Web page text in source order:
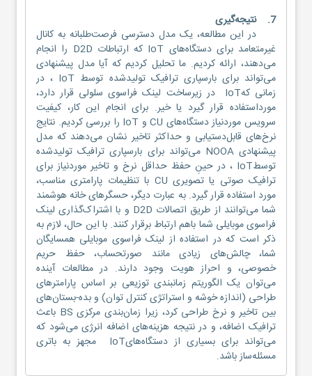
7. نتیجه‌گیری
در این مطالعه، یک مدل دسترسی فرصت‌طلبانه به کانال
غیرمتعامد برای دستگاه‌های IoT که ارتباطات D2D را انجام
می‌دهند، ارائه کردیم. ما تحلیل کردیم که آیا مدل پیشنهادی
می‌تواند برای بارسپاری ترافیک تولیدشده توسط IoT ، در
زمانی کهIoT در زیرساخت لینک فراسوی سلولی قرار دارد،
مورداستفاده قرار گیرد یا خیر. برای انجام این کار، کیفیت
سرویس موردنیاز دستگاه‌های CU و IoT را بررسی کردیم. نتایج
نرخ‌های قابل‌دستیابی و حداکثر تاخیر نشان می‌دهند که مدل
پیشنهادی NOOA می‌تواند برای بارسپاری ترافیک تولیدشده
توسطIoT ، در حینِ حفظ حداقل نرخ و تاخیر موردنیاز برای
ترافیک صوتی یا تصویری CU با تنظیمات پارامتری مناسب،
مورد استفاده قرار گیرد. به عبارت دیگر، حسگرهای خانه هوشمند
شما می‌توانند از طریق اتصالات D2D و با اشتراک‌گذاری لینک
فراسوی موبایلی شما باهم ارتباط برقرار کنند. با این حال، لازم به
ذکر است که در استفاده از لینک فراسوی موبایلی همسایگان
شما، چالش‌های زیادی مانند صورتحساب، حفظ حریم
خصوصی، و احراز هویت وجود دارند. در مطالعات آینده
می‌توان یک الگوریتم زمانبندی توزیعی بر اساس پارامترهای
طراحی (اندازه خوشه و استراتژی کنترل توان) و بده-‌بستان‌های
بین تاخیر و نرخ طراحی کرد، زیرا زمان‌بندی مرکزی BS باعث
ترافیک اضافه، و در نتیجه هزینه‌های اضافه انرژی می‌شود که
می‌تواند برای بسیاری از دستگاه‌هایIoT مجهز به باتری
مسئله‌ساز باشد.